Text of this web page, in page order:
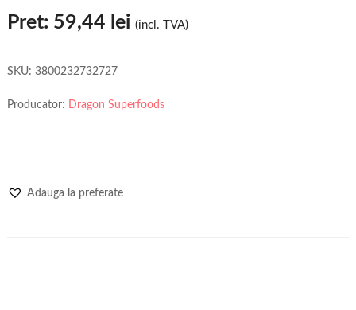
Pret: 59,44 lei (incl. TVA)
SKU: 3800232732727
Producator: Dragon Superfoods
Adauga la preferate